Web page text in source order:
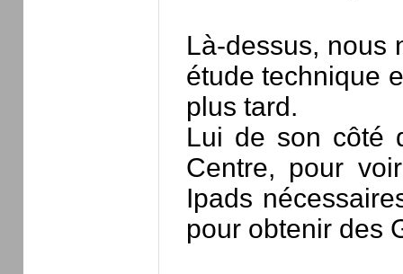
Là-dessus, nous
étude technique
plus tard.
Lui de son côté
Centre, pour
Ipads
pour obtenir des